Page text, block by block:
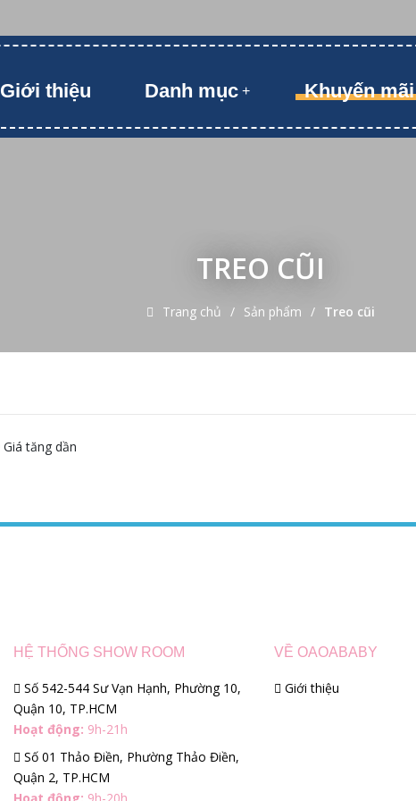
Giới thiệu Danh mục Khuyến mãi
TREO CŨI
Trang chủ Sản phẩm Treo cũi
Giá tăng dần
HỆ THỐNG SHOW ROOM
Số 542-544 Sư Vạn Hạnh, Phường 10,
Quận 10, TP.HCM
Hoạt động: 9h-21h
Số 01 Thảo Điền, Phường Thảo Điền,
Quận 2, TP.HCM
VỀ OAOABABY
Giới thiệu